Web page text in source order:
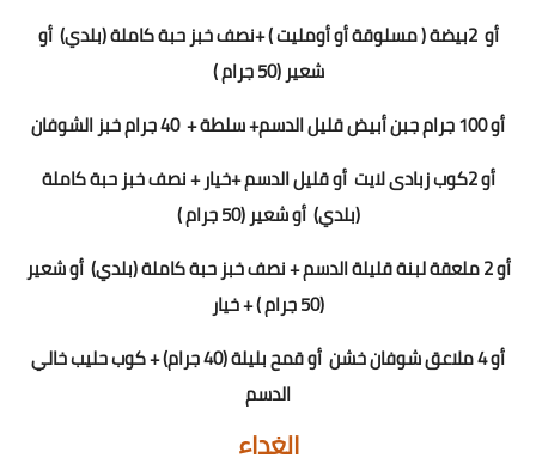
أو 2بيضة ( مسلوقة أو أومليت ) +نصف خبز حبة كاملة(بلدي) أو
شعير(50 جرام
)
أو 100 جرام جبن أبيض قليل الدسم+ سلطة +
40 جرام خبز الشوفان
أو2كوب زبادى لايت أو قليل الدسم +خيار +نصف خبز حبة كاملة
(بلدي) أو شعير(50 جرام
)
أو 2 ملعقة لبنة قليلة الدسم
+نصف خبز حبة كاملة(بلدي) أو شعير
(50 جرام
) + خيار
أو4 ملاعق شوفان خشن أو قمح بليلة (40 جرام)
+ كوب حليب خالي
الدسم
الغداء